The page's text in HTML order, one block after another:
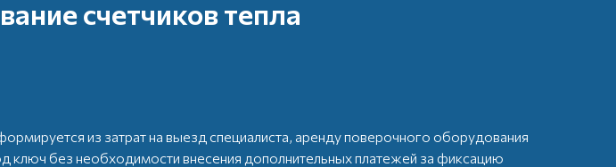
счетчиков тепла
из затрат на выезд специалиста, аренду поверочного оборудования
без необходимости внесения дополнительных платежей за фиксацию